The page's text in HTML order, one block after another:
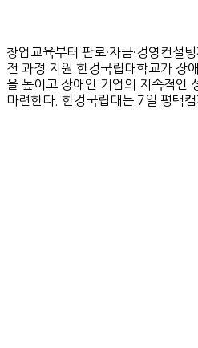
창업교육부터 판로·자금·경영컨설
전 과정 지원 한경국립대학교가 장
을 높이고 장애인 기업의 지속적인
마련한다. 한경국립대는 7일 평택